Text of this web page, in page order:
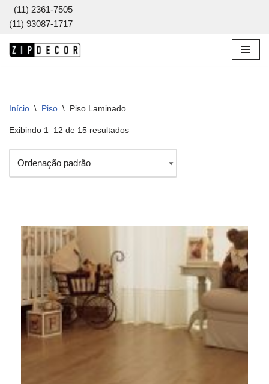
Pular
para
(11) 2361-7505
(11) 93087-1717
Início \ Piso \ Piso Laminado
Exibindo 1–12 de 15 resultados